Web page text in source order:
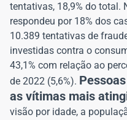
tentativas, 18,9% do total.
respondeu por 18% dos
10.389 tentativas de
investidas contra o
43,1% com relação ao
de 2022 (5,6%).
as vítimas mais
visão por idade, a